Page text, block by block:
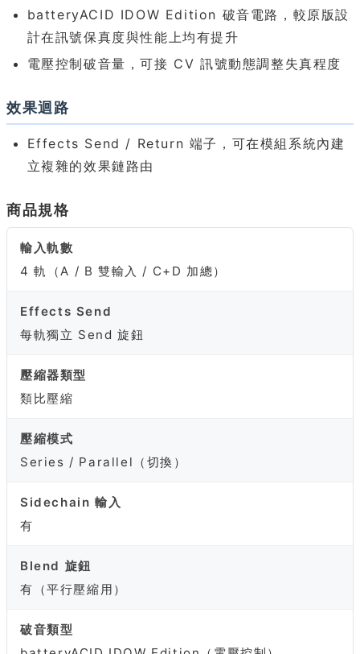
batteryACID IDOW Edition 破音電路，較原版設
計在訊號保真度與性能上均有提升
電壓控制破音量，可接 CV 訊號動態調整失真程度
效果迴路
Effects Send / Return 端子，可在模組系統內建
立複雜的效果鏈路由
商品規格
輸入軌數
4 軌（A / B 雙輸入 / C+D 加總）
Effects Send
每軌獨立 Send 旋鈕
壓縮器類型
類比壓縮
壓縮模式
Series / Parallel（切換）
Sidechain 輸入
有
Blend 旋鈕
有（平行壓縮用）
破音類型